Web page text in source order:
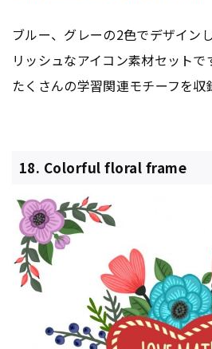
ブルー、グレーの2色でデザイン
リッシュなアイコン素材セットで
たくさんの学習関連モチーフを収
18. Colorful floral frame